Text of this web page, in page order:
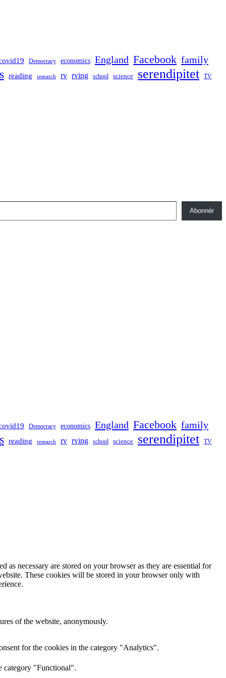
Democracy economics England Facebook family
reading research rv rving school science serendipitet TV
Abonnér
Democracy economics England Facebook family
reading research rv rving school science serendipitet TV
necessary are stored on your browser as they are essential for
These cookies will be stored in your browser only with
of the website, anonymously.
for the cookies in the category "Analytics".
category "Functional".